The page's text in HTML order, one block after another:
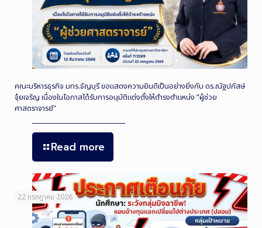
คณะบริหารธุรกิจ มทร.ธัญบุรี ขอแสดงความยินดีเป็นอย่างยิ่งกับ ดร.ณัฐปภัสษ์
จุ้ยเจริญ เนื่องในโอกาสได้รับการอนุมัติแต่งตั้งให้ดำรงตำแหน่ง ”ผู้ช่วย
ศาสตราจารย์”
Read more
22 กรกฎาคม 2026